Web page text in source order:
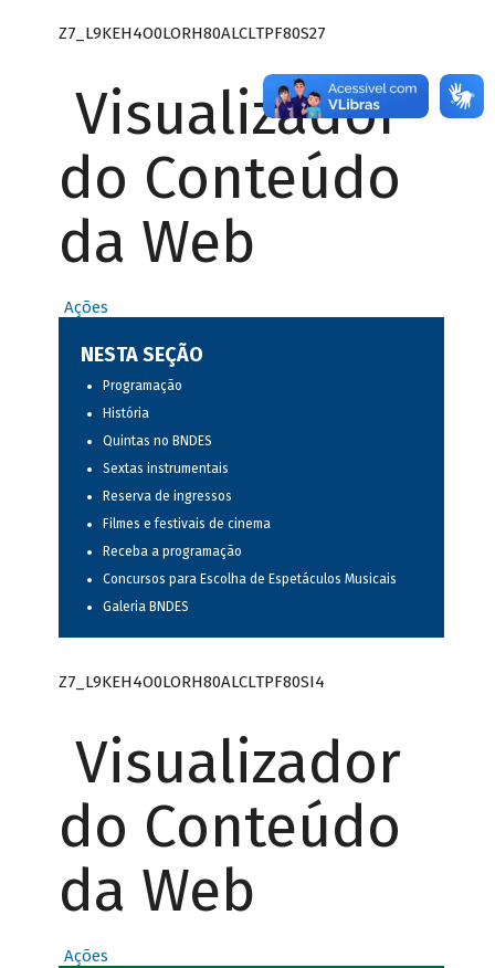
Z7_L9KEH4O0LORH80ALCLTPF80S27
Visualizador
do Conteúdo
da Web
Ações
NESTA SEÇÃO
Programação
História
Quintas no BNDES
Sextas instrumentais
Reserva de ingressos
Filmes e festivais de cinema
Receba a programação
Concursos para Escolha de Espetáculos Musicais
Galeria BNDES
Z7_L9KEH4O0LORH80ALCLTPF80SI4
Visualizador
do Conteúdo
da Web
Ações